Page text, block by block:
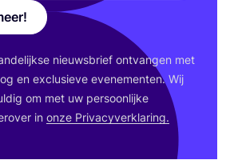
nieuws­brief ont­van­gen met
en exclu­sie­ve eve­ne­men­ten. Wij
om met uw per­soon­lij­ke
in onze Pri­va­cy­ver­kla­ring.